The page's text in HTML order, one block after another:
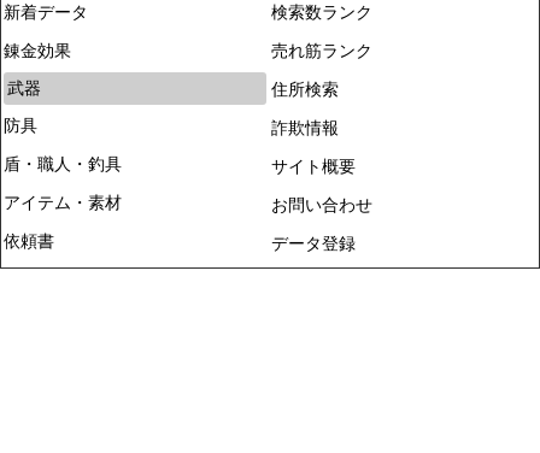
新着データ
錬金効果
武器
防具
盾・職人・釣具
アイテム・素材
依頼書
検索数ランク
売れ筋ランク
住所検索
詐欺情報
サイト概要
お問い合わせ
データ登録